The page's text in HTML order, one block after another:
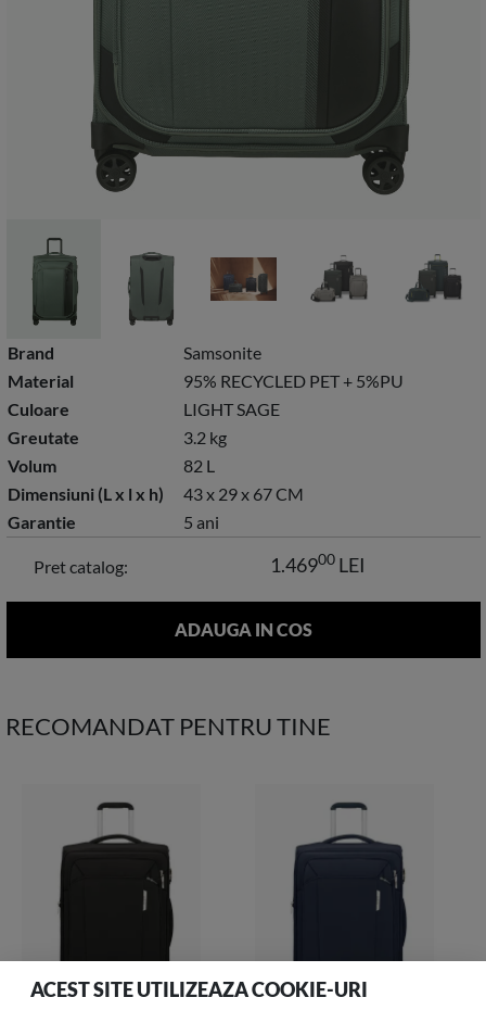
ACEST SITE UTILIZEAZA COOKIE-URI
Brand
Samsonite
Material
95% RECYCLED PET + 5%PU
Culoare
LIGHT SAGE
Greutate
3.2 kg
Volum
82 L
Dimensiuni (L x l x h)
43 x 29 x 67 CM
Garantie
5 ani
Pret catalog: 1.46900 LEI
RECOMANDAT PENTRU TINE